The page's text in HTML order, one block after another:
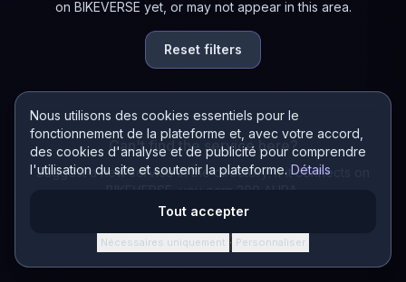
Nous utilisons des cookies essentiels pour le
fonctionnement de la plateforme et, avec votre accord,
des cookies d'analyse et de publicité pour comprendre
l'utilisation du site et soutenir la plateforme. Détails
Tout accepter
Nécessaires uniquement · Personnaliser
on BIKEVERSE yet, or may not appear in this area.
Reset filters
Can't find the service here?
Suggest a new service in the directory! If it connects on
BIKEVERSE, you earn 200 AURA.
Suggest a service